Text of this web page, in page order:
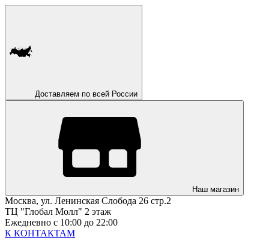
Доставляем по всей России
Наш магазин
Москва, ул. Ленинская Слобода 26 стр.2
ТЦ "Глобал Молл" 2 этаж
Ежедневно с 10:00 до 22:00
К КОНТАКТАМ